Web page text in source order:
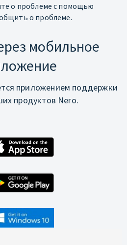
о проблеме с помощью
о проблеме.
мобильное
приложением поддержки
продуктов Nero.